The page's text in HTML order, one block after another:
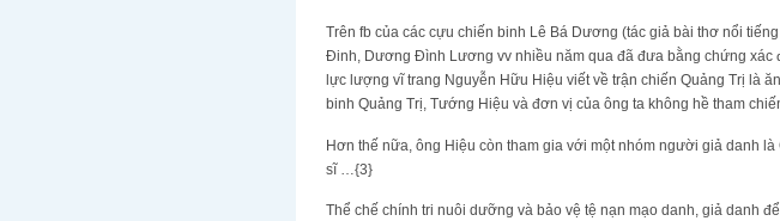
Trên fb của các cựu chiến binh Lê Bá Dương (tác giả bài thơ nổi
Đinh, Dương Đình Lương vv nhiều năm qua đã đưa bằng chứng
lực lượng vĩ trang Nguyễn Hữu Hiệu viết về trận chiến Quảng Trị là
binh Quảng Trị, Tướng Hiệu và đơn vị của ông ta không hề tham
Hơn thế nữa, ông Hiệu còn tham gia với một nhóm người giả danh
sĩ …{3}
Thể chế chính tri nuôi dưỡng và bảo vệ tệ nạn mạo danh, giả danh